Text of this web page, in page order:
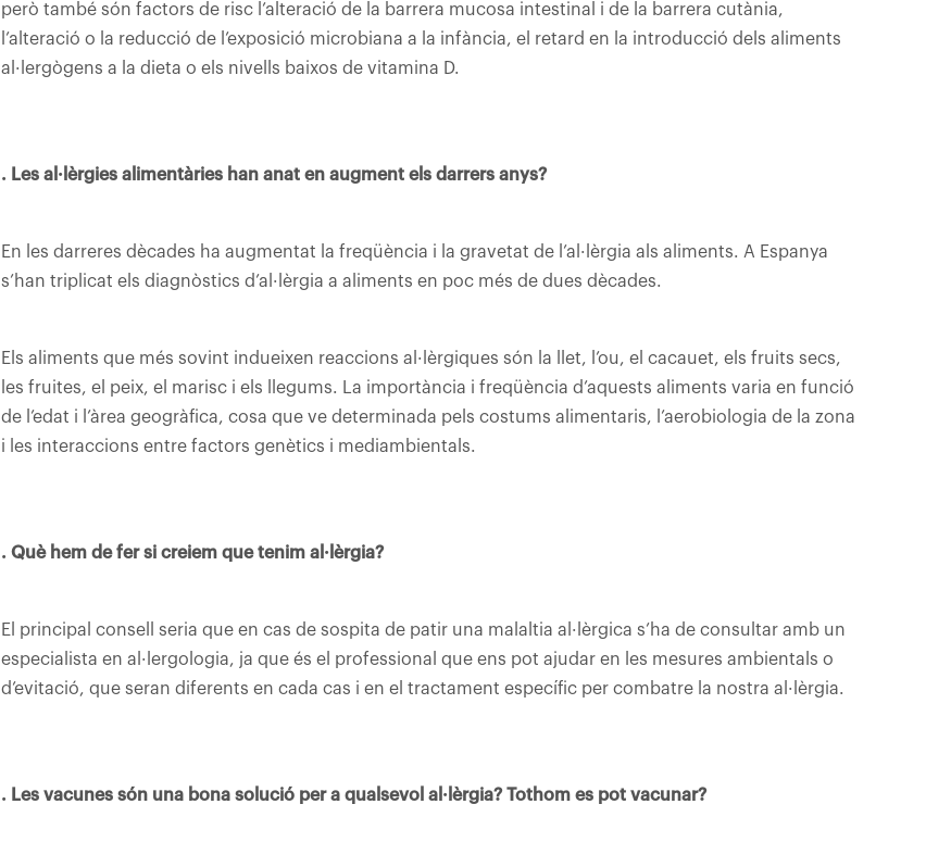
però també són factors de risc l’alteració de la barrera mucosa intestinal i de la barrera cutània,
l’alteració o la reducció de l’exposició microbiana a la infància, el retard en la introducció dels aliments
al·lergògens a la dieta o els nivells baixos de vitamina D.
. Les al·lèrgies alimentàries han anat en augment els darrers anys?
En les darreres dècades ha augmentat la freqüència i la gravetat de l’al·lèrgia als aliments. A Espanya
s’han triplicat els diagnòstics d’al·lèrgia a aliments en poc més de dues dècades.
Els aliments que més sovint indueixen reaccions al·lèrgiques són la llet, l’ou, el cacauet, els fruits secs,
les fruites, el peix, el marisc i els llegums. La importància i freqüència d’aquests aliments varia en funció
de l’edat i l’àrea geogràfica, cosa que ve determinada pels costums alimentaris, l’aerobiologia de la zona
i les interaccions entre factors genètics i mediambientals.
. Què hem de fer si creiem que tenim al·lèrgia?
El principal consell seria que en cas de sospita de patir una malaltia al·lèrgica s’ha de consultar amb un
especialista en al·lergologia, ja que és el professional que ens pot ajudar en les mesures ambientals o
d’evitació, que seran diferents en cada cas i en el tractament específic per combatre la nostra al·lèrgia.
. Les vacunes són una bona solució per a qualsevol al·lèrgia? Tothom es pot vacunar?